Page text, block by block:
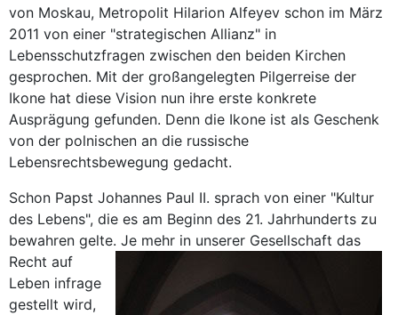
von Moskau, Metropolit Hilarion Alfeyev schon im März
2011 von einer "strategischen Allianz" in
Lebensschutzfragen zwischen den beiden Kirchen
gesprochen. Mit der großangelegten Pilgerreise der
Ikone hat diese Vision nun ihre erste konkrete
Ausprägung gefunden. Denn die Ikone ist als Geschenk
von der polnischen an die russische
Lebensrechtsbewegung gedacht.
Schon Papst Johannes Paul II. sprach von einer "Kultur
des Lebens", die es am Beginn des 21. Jahrhunderts zu
bewahren gelte. Je mehr in unserer Gesellschaft das
Recht auf
Leben infrage
gestellt wird,